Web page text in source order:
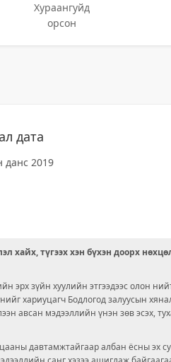
Хураангуйд
орсон
дата
2019
© 2026 OPENDATA LAB
хайх, түгээх хэн бүхэн доорх
эрх зүйн хуулийн этгээдээс олон
хариуцагч Бодлогод залуусын
авсан мэдээллийн үнэн зөв эсэх,
давтамжтайгаар албан ёсны эх